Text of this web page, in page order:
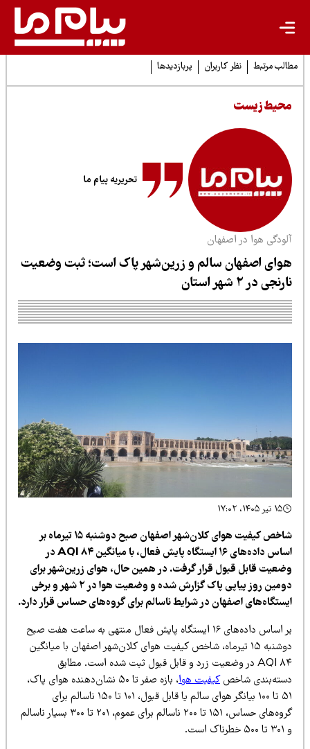
مرتبط نظر کاربران پربازدیدها
زیست
تحریریه پیام ما
هوا در اصفهان
اصفهان سالم و زرین‌شهر پاک است؛ ثبت وضعیت
در ۲ شهر استان
شاخص کیفیت هوای کلان‌شهر اصفهان صبح دوشنبه ۱۵ تیرماه بر
اساس داده‌های ۱۶ ایستگاه پایش فعال، با میانگین ۸۴ AQI در
قابل قبول قرار گرفت. در همین حال، هوای زرین‌شهر برای
دومین روز پیاپی پاک گزارش شده و وضعیت هوا در ۲ شهر و برخی
اصفهان در شرایط ناسالم برای گروه‌های حساس قرار دارد.
بر اساس داده‌های ۱۶ ایستگاه پایش فعال منتهی به ساعت هفت صبح
دوشنبه ۱۵ تیرماه، شاخص کیفیت هوای کلان‌شهر اصفهان با میانگین
۸۴ AQI در وضعیت زرد و قابل قبول ثبت شده است. مطابق
شاخصکیفیت هوا
، بازه صفر تا ۵۰ نشان‌دهنده هوای پاک،
۵۱ تا ۱۰۰ بیانگر هوای سالم یا قابل قبول، ۱۰۱ تا ۱۵۰ ناسالم برای
گروه‌های حساس، ۱۵۱ تا ۲۰۰ ناسالم برای عموم، ۲۰۱ تا ۳۰۰ بسیار ناسالم